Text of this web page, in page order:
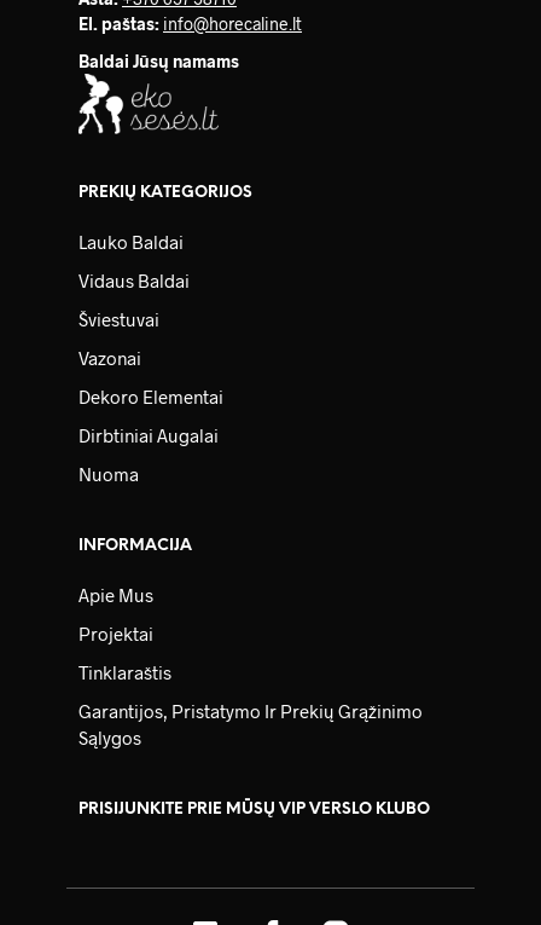
El. paštas: info@horecaline.lt
Baldai Jūsų namams
PREKIŲ KATEGORIJOS
Lauko Baldai
Vidaus Baldai
Šviestuvai
Vazonai
Dekoro Elementai
Dirbtiniai Augalai
Nuoma
INFORMACIJA
Apie Mus
Projektai
Tinklaraštis
Garantijos, Pristatymo Ir Prekių Grąžinimo
Sąlygos
PRISIJUNKITE PRIE MŪSŲ VIP VERSLO KLUBO